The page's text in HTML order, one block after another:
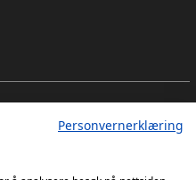
Personvernerklæring